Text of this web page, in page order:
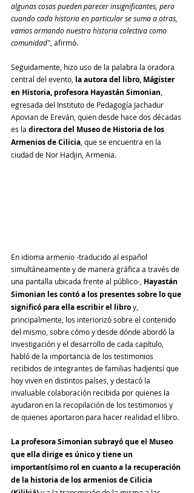
algunas cosas pueden parecer insignificantes, pero
cuando cada historia en particular se suma a otras,
vamos armando nuestra historia colectiva como
comunidad" , afirmó.
Seguidamente, hizo uso de la palabra la oradora
central del evento, la autora del libro, Mágister
en Historia, profesora Hayastán Simonian
egresada del Instituto de Pedagogía Jachadur
Apovian de Ereván, quien desde hace dos décadas
es la directora del Museo de Historia de los
Armenios de Cilicia , que se encuentra en la
ciudad de Nor Hadjin, Armenia.
En idioma armenio -traducido al español
simultáneamente y de manera gráfica a través de
una pantalla ubicada frente al público-, Hayastán
Simonian les contó a los presentes sobre lo que
significó para ella escribir el libro y,
principalmente, los interiorizó sobre el contenido
del mismo, sobre cómo y desde dónde abordó la
investigación y el desarrollo de cada capítulo,
habló de la importancia de los testimonios
recibidos de integrantes de familias hadjentsí que
hoy viven en distintos países, y destacó la
invaluable colaboración recibida por quienes la
ayudaron en la recopilación de los testimonios y
de quienes aportaron para hacer realidad el libro.
La profesora Simonian subrayó que el Museo
que ella dirige es único y tiene un
importantísimo rol en cuanto a la recuperación
de la historia de los armenios de Cilicia